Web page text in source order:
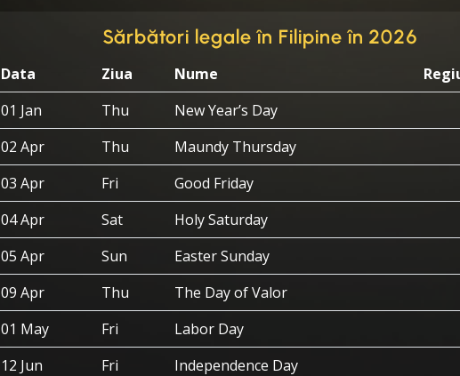
Sărbători legale în Filipine în 2026
Data Ziua Nume
01 Jan
Thu
New Year’s Day
02 Apr
Thu
Maundy Thursday
03 Apr
Fri
Good Friday
04 Apr
Sat
Holy Saturday
05 Apr
Sun
Easter Sunday
09 Apr
Thu
The Day of Valor
01 May
Fri
Labor Day
12 Jun
Fri
Independence Day